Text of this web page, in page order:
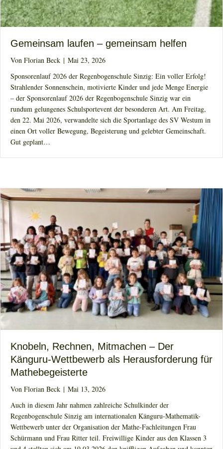
Gemeinsam laufen – gemeinsam helfen
Von Florian Beck | Mai 23, 2026
Sponsorenlauf 2026 der Regenbogenschule Sinzig: Ein voller Erfolg!
Strahlender Sonnenschein, motivierte Kinder und jede Menge Energie
– der Sponsorenlauf 2026 der Regenbogenschule Sinzig war ein
rundum gelungenes Schulsportevent der besonderen Art. Am Freitag,
den 22. Mai 2026, verwandelte sich die Sportanlage des SV Westum in
einen Ort voller Bewegung, Begeisterung und gelebter Gemeinschaft.
Gut geplant…
Knobeln, Rechnen, Mitmachen – Der
Känguru-Wettbewerb als Herausforderung für
Mathebegeisterte
Von Florian Beck | Mai 13, 2026
Auch in diesem Jahr nahmen zahlreiche Schulkinder der
Regenbogenschule Sinzig am internationalen Känguru-Mathematik-
Wettbewerb unter der Organisation der Mathe-Fachleitungen Frau
Schürmann und Frau Ritter teil. Freiwillige Kinder aus den Klassen 3